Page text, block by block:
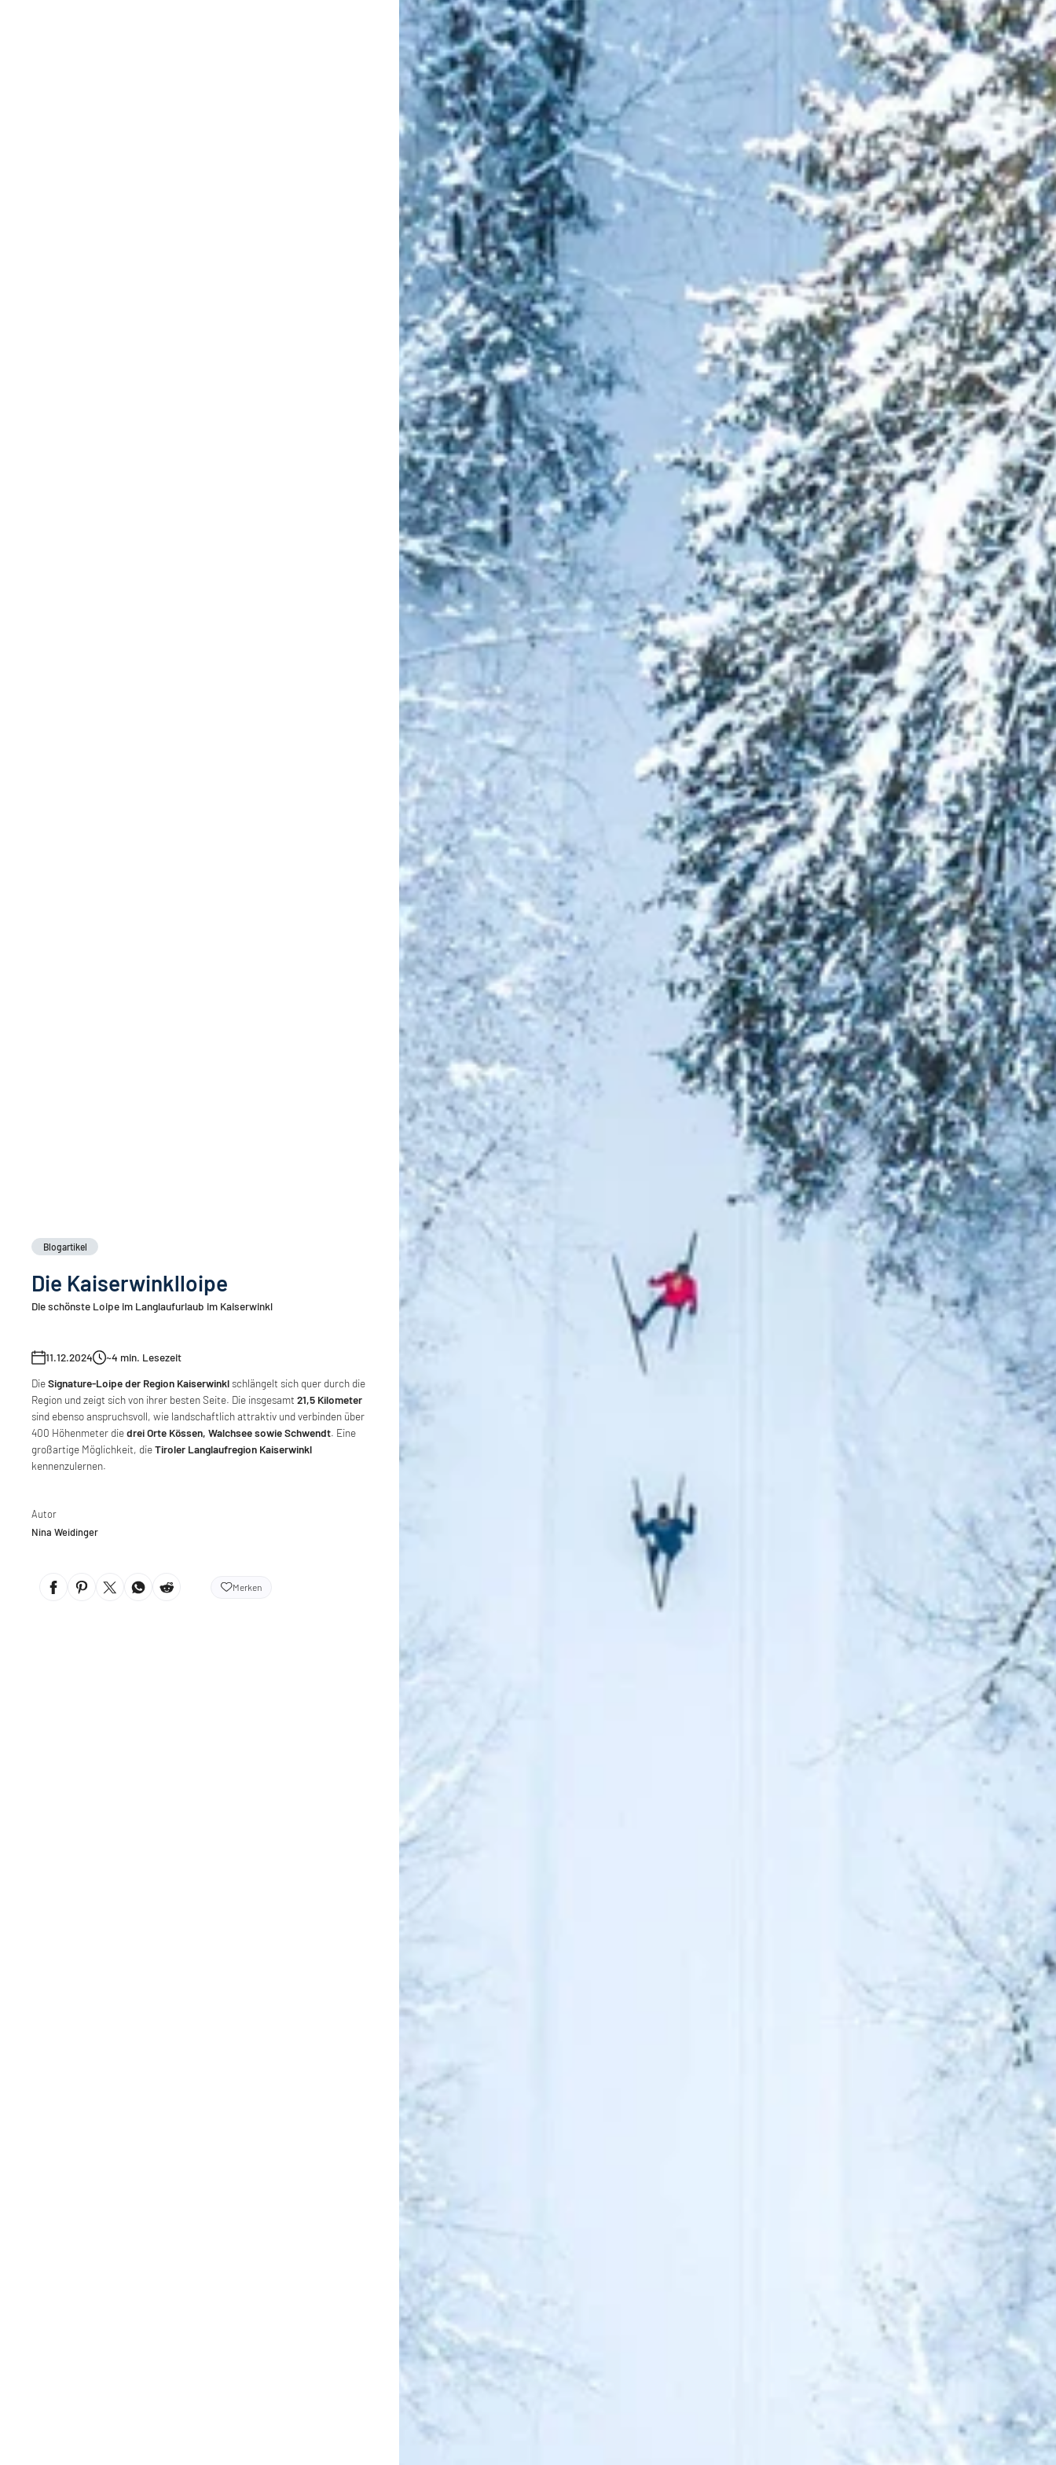
Blogartikel
Die Kaiserwinklloipe
Die schönste Loipe im Langlaufurlaub im Kaiserwinkl
11.12.2024 ~4 min. Lesezeit
DieSignature-Loipe der Region Kaiserwinkl schlängelt sich quer durch die
Region und zeigt sich von ihrer besten Seite. Die insgesamt 21,5 Kilometer
sind ebenso anspruchsvoll, wie landschaftlich attraktiv und verbinden über
400 Höhenmeter diedrei Orte Kössen, Walchsee sowie Schwendt. Eine
großartige Möglichkeit, dieTiroler Langlaufregion Kaiserwinkl
kennenzulernen.
Autor
Nina Weidinger
Merken